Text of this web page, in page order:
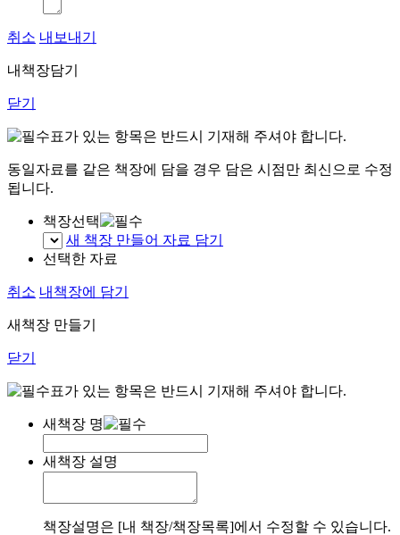
취소 내보내기
내책장담기
닫기
표가 있는 항목은 반드시 기재해 주셔야 합니다.
동일자료를 같은 책장에 담을 경우 담은 시점만 최신으로 수정
됩니다.
책장선택
새 책장 만들어 자료 담기
선택한 자료
취소 내책장에 담기
새책장 만들기
닫기
표가 있는 항목은 반드시 기재해 주셔야 합니다.
새책장 명
새책장 설명
책장설명은 [내 책장/책장목록]에서 수정할 수 있습니다.